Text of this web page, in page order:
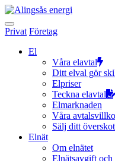
Hoppa
till
innehållet
Privat Företag
El
Våra elavtal
Ditt elval gör
Elpriser
Teckna elavtal
Elmarknaden
Våra
Sälj ditt
Elnät
Om elnätet
Elnätsavgift